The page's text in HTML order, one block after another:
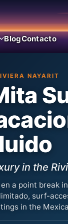
BlogContacto
NAYARIT
in the
a point break
surf-
in the